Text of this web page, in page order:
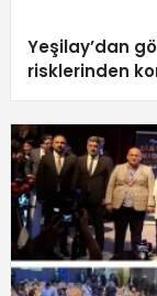
Yeşilay’dan
risklerinden